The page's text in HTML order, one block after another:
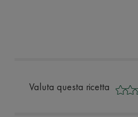
Valuta questa ricetta